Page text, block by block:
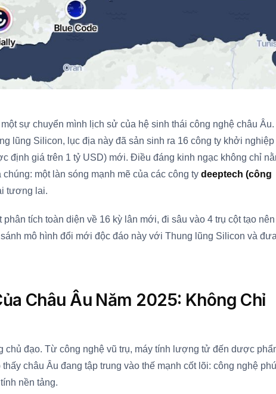
sự chuyển mình lịch sử của hệ sinh thái công nghệ châu Âu.
lũng Silicon, lục địa này đã sản sinh ra 16 công ty khởi nghiệp
định giá trên 1 tỷ USD) mới. Điều đáng kinh ngạc không chỉ
một làn sóng mạnh mẽ của các công ty deeptech (công
tương lai.
phân tích toàn diện về 16 kỳ lân mới, đi sâu vào 4 trụ cột tạo nên
mô hình đổi mới độc đáo này với Thung lũng Silicon và đưa
Châu Âu Năm 2025: Không Chỉ
chủ đạo. Từ công nghệ vũ trụ, máy tính lượng tử đến dược
châu Âu đang tập trung vào thế mạnh cốt lõi: công nghệ
nền tảng.